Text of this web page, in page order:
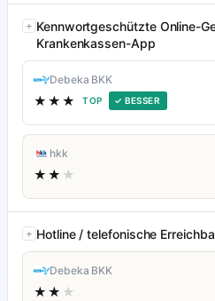
Kennwortgeschützte Online-
Krankenkassen-App
Debeka BKK
★★★ TOP ✓ BESSER
hkk
★★ ★
Hotline / telefonische
Debeka BKK
★★ ★